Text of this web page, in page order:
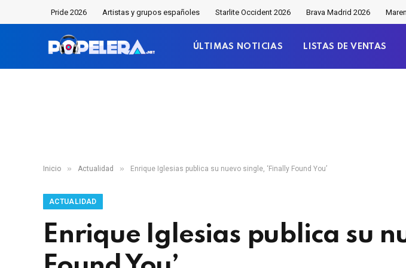
Pride 2026 Artistas y grupos españoles Starlite Occident 2026 Brava Madrid 2026
ÚLTIMAS NOTICIAS LISTAS DE VENTAS
Inicio » Actualidad » Enrique Iglesias publica su nuevo single, ‘Finally Found You’
ACTUALIDAD
Enrique Iglesias publica su